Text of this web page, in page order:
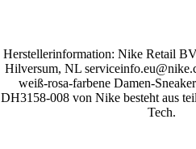
Herstellerinformation: Nike Retail
Hilversum, NL
weiß-rosa-farbene Damen-
DH3158-008 von Nike besteht aus
Tech.